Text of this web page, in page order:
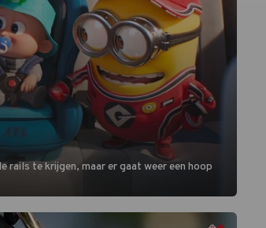
rails te krijgen, maar er gaat weer een hoop